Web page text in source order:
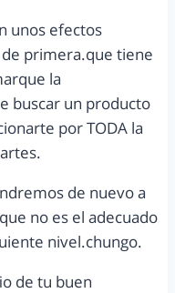
unos efectos
de primera.que tiene
la
buscar un producto
por TODA la
de nuevo a
no es el adecuado
nivel.chungo.
de tu buen